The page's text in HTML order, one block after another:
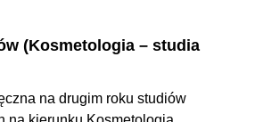
(Kosmetologia – studia
na drugim roku studiów